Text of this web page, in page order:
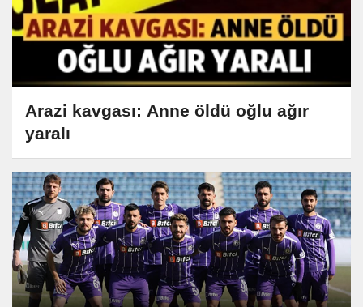
Arazi kavgası: Anne öldü oğlu ağır
yaralı